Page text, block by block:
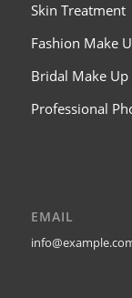
Skin Treatment
Fashion Make
Bridal Make Up
Professional
EMAIL